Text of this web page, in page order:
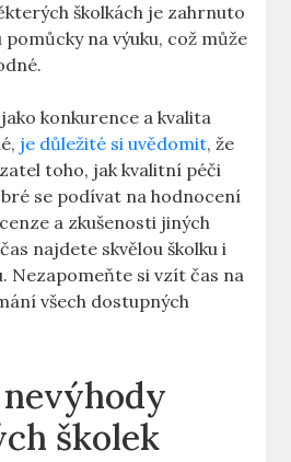
školkách je zahrnuto
na výuku, což může
konkurence a kvalita
je důležité si uvědomit, že
toho, jak kvalitní péči
se podívat na hodnocení
a zkušenosti jiných
najdete skvělou školku i
Nezapomeňte si vzít čas na
všech dostupných
školek